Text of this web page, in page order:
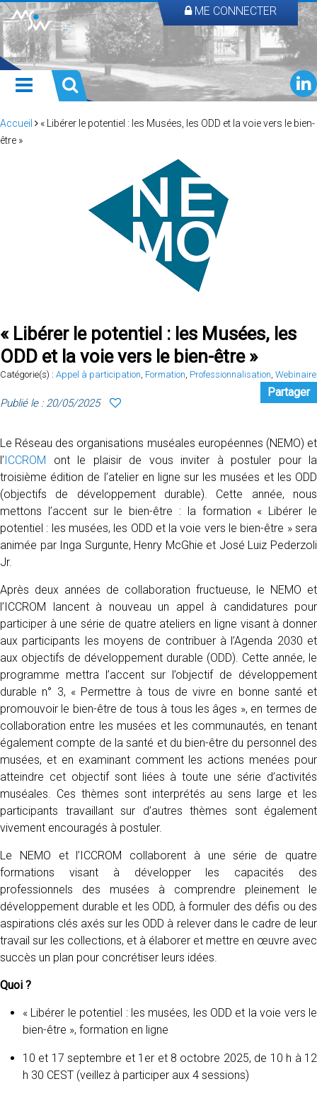
ME CONNECTER
Accueil
« Libérer le potentiel : les Musées, les ODD et la voie vers le bien-
être »
« Libérer le potentiel : les Musées, les
ODD et la voie vers le bien-être »
Catégorie(s) : Appel à participation, Formation, Professionnalisation, Webinaire
Publié le : 20/05/2025
Partager
Le Réseau des organisations muséales européennes (NEMO) et
l’ICCROM ont le plaisir de vous inviter à postuler pour la
troisième édition de l’atelier en ligne sur les musées et les ODD
(objectifs de développement durable). Cette année, nous
mettons l’accent sur le bien-être : la formation « Libérer le
potentiel : les musées, les ODD et la voie vers le bien-être » sera
animée par Inga Surgunte, Henry McGhie et José Luiz Pederzoli
Jr.
Après deux années de collaboration fructueuse, le NEMO et
l’ICCROM lancent à nouveau un appel à candidatures pour
participer à une série de quatre ateliers en ligne visant à donner
aux participants les moyens de contribuer à l’Agenda 2030 et
aux objectifs de développement durable (ODD). Cette année, le
programme mettra l’accent sur l’objectif de développement
durable n° 3, « Permettre à tous de vivre en bonne santé et
promouvoir le bien-être de tous à tous les âges », en termes de
collaboration entre les musées et les communautés, en tenant
également compte de la santé et du bien-être du personnel des
musées, et en examinant comment les actions menées pour
atteindre cet objectif sont liées à toute une série d’activités
muséales. Ces thèmes sont interprétés au sens large et les
participants travaillant sur d’autres thèmes sont également
vivement encouragés à postuler.
Le NEMO et l’ICCROM collaborent à une série de quatre
formations visant à développer les capacités des
professionnels des musées à comprendre pleinement le
développement durable et les ODD, à formuler des défis ou des
aspirations clés axés sur les ODD à relever dans le cadre de leur
travail sur les collections, et à élaborer et mettre en œuvre avec
succès un plan pour concrétiser leurs idées.
Quoi ?
« Libérer le potentiel : les musées, les ODD et la voie vers le
bien-être », formation en ligne
10 et 17 septembre et 1er et 8 octobre 2025, de 10 h à 12
h 30 CEST (veillez à participer aux 4 sessions)